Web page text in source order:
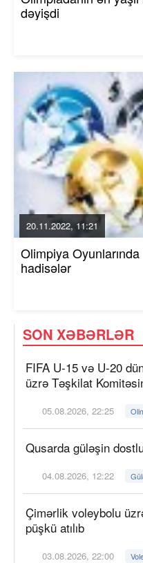
dəyişdi
20.11.2022, 11:21
Olimpiya
hadisələr
SON XƏBƏRLƏR
FIFA U-15 və U-20
üzrə Təşkilat
05.08.2026, 22:25
Qusarda güləşin
04.08.2026, 12:22
Çimərlik voleybolu
püşkü atılıb
03.08.2026, 22:00